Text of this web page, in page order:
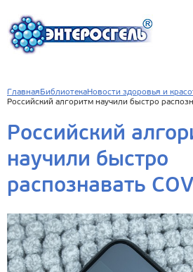
Главная БиблиотекаНовости здоровья и
Российский алгоритм научили быстро
Российский
научили быстро
распознавать